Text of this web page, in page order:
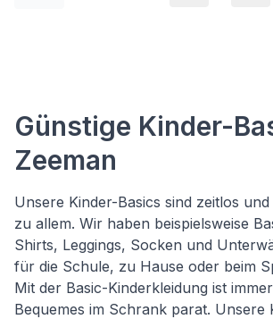
Günstige Kinder-
Zeeman
Unsere Kinder-Basics sind zeitlos
zu allem. Wir haben beispielsweise
Shirts, Leggings, Socken und
für die Schule, zu Hause oder beim
Mit der Basic-Kinderkleidung ist
Bequemes im Schrank parat. Unsere